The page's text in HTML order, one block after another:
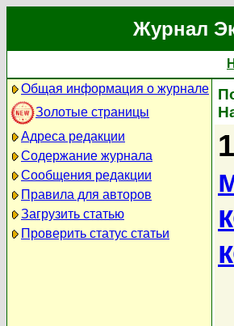
Журнал
Общая информация о журнале
Золотые страницы
Адреса редакции
Содержание журнала
Сообщения редакции
Правила для авторов
Загрузить статью
Проверить статус статьи